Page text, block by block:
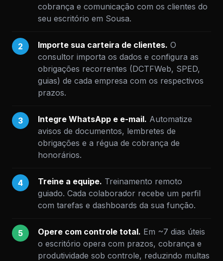
cobrança e comunicação com os clientes do
seu escritório em Sousa.
2 Importe sua carteira de clientes. O
consultor importa os dados e configura as
obrigações recorrentes (DCTFWeb, SPED,
guias) de cada empresa com os respectivos
prazos.
3 Integre WhatsApp e e-mail. Automatize
avisos de documentos, lembretes de
obrigações e a régua de cobrança de
honorários.
4 Treine a equipe. Treinamento remoto
guiado. Cada colaborador recebe um perfil
com tarefas e dashboards da sua função.
5 Opere com controle total. Em ~7 dias úteis
o escritório opera com prazos, cobrança e
produtividade sob controle, reduzindo multas